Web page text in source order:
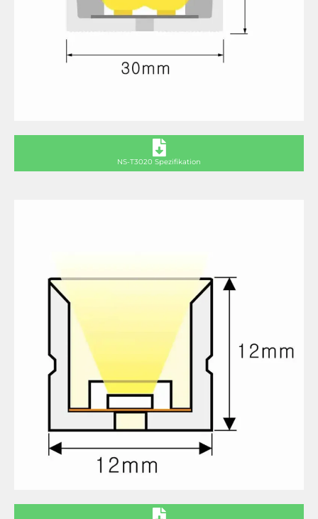
NS-T3020 Spezifikation